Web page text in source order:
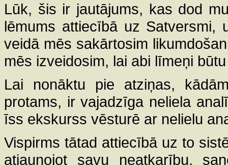
Lūk, šis ir jautājums, kas dod
lēmums attiecībā uz
veidā mēs sakārtosim
mēs izveidosim, lai abi līmeņi
Lai nonāktu pie atziņas,
protams, ir vajadzīga neliela
īss ekskurss vēsturē ar nelielu
Vispirms tātad attiecībā uz to
atjaunojot savu neatkarību,